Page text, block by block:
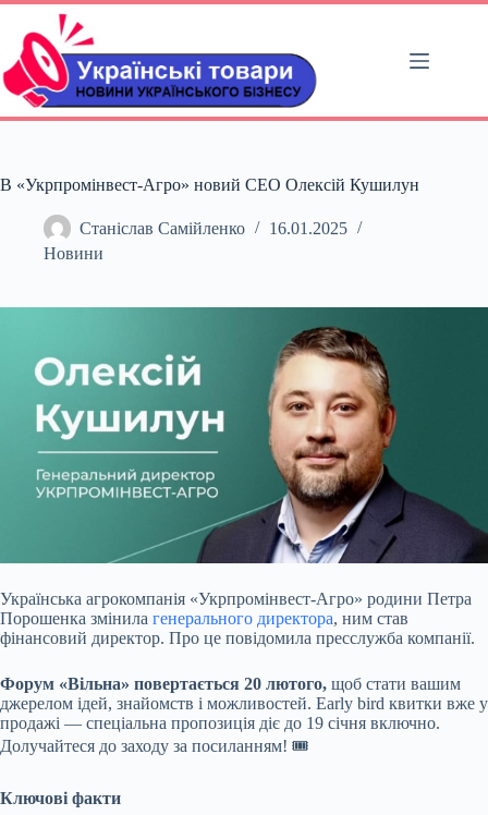
Перейти
вмісту
В «Укрпромінвест-Агро» новий СЕО Олексій Кушилун
Станіслав Самійленко
16.01.2025
Новини
Українська агрокомпанія «Укрпромінвест-Агро» родини Петра
Порошенка змінила генерального директора, ним став
фінансовий директор. Про це повідомила пресслужба компанії.
Форум «Вільна» повертається 20 лютого, щоб стати вашим
джерелом ідей, знайомств і можливостей. Early bird квитки вже у
продажі — спеціальна пропозиція діє до 19 січня включно.
Долучайтеся до заходу за посиланням! 🎟
Ключові факти